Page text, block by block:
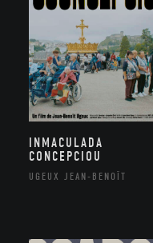
INMACULADA
CONCEPCIOU
UGEUX JEAN-BENOÎT